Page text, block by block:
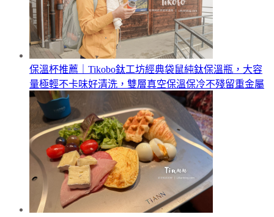
保溫杯推薦｜Tikobo鈦工坊經典袋鼠純鈦保溫瓶，大容
量極輕不卡味好清洗，雙層真空保溫保冷不殘留重金屬